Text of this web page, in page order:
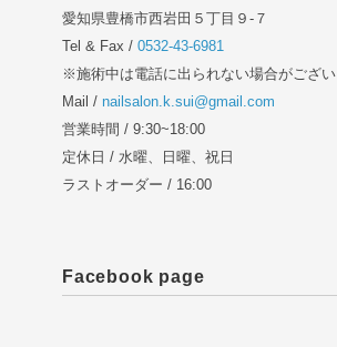
愛知県豊橋市西岩田５丁目９-７
Tel & Fax / 0532-43-6981
※施術中は電話に出られない場合がござい
Mail / nailsalon.k.sui@gmail.com
営業時間 / 9:30~18:00
定休日 / 水曜、日曜、祝日
ラストオーダー / 16:00
Facebook page